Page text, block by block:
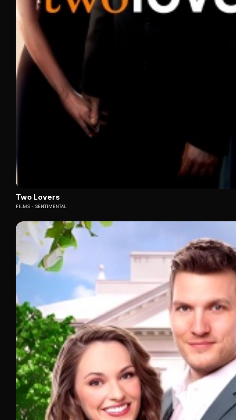
Two Lovers
FILMS SENTIMENTAL